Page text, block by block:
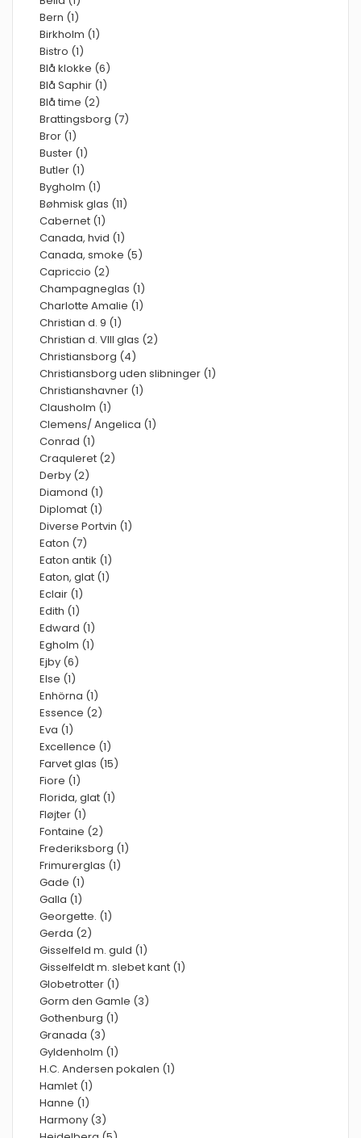
Bern (1)
Birkholm (1)
Bistro (1)
Blå klokke (6)
Blå Saphir (1)
Blå time (2)
Brattingsborg (7)
Bror (1)
Buster (1)
Butler (1)
Bygholm (1)
Bøhmisk glas (11)
Cabernet (1)
Canada, hvid (1)
Canada, smoke (5)
Capriccio (2)
Champagneglas (1)
Charlotte Amalie (1)
Christian d. 9 (1)
Christian d. VIII glas (2)
Christiansborg (4)
Christiansborg uden slibninger (1)
Christianshavner (1)
Clausholm (1)
Clemens/ Angelica (1)
Conrad (1)
Craquleret (2)
Derby (2)
Diamond (1)
Diplomat (1)
Diverse Portvin (1)
Eaton (7)
Eaton antik (1)
Eaton, glat (1)
Eclair (1)
Edith (1)
Edward (1)
Egholm (1)
Ejby (6)
Else (1)
Enhörna (1)
Essence (2)
Eva (1)
Excellence (1)
Farvet glas (15)
Fiore (1)
Florida, glat (1)
Fløjter (1)
Fontaine (2)
Frederiksborg (1)
Frimurerglas (1)
Gade (1)
Galla (1)
Georgette. (1)
Gerda (2)
Gisselfeld m. guld (1)
Gisselfeldt m. slebet kant (1)
Globetrotter (1)
Gorm den Gamle (3)
Gothenburg (1)
Granada (3)
Gyldenholm (1)
H.C. Andersen pokalen (1)
Hamlet (1)
Hanne (1)
Harmony (3)